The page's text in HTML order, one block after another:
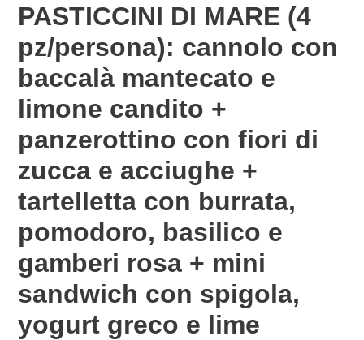
PASTICCINI DI MARE (4
pz/persona): cannolo con
baccalà mantecato e
limone candito +
panzerottino con fiori di
zucca e acciughe +
tartelletta con burrata,
pomodoro, basilico e
gamberi rosa + mini
sandwich con spigola,
yogurt greco e lime